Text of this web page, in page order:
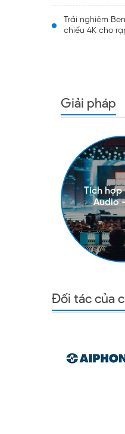
Trải nghiệm
chiếu 4K cho
Giải pháp
Tích hợp
Audio
Đối tác của